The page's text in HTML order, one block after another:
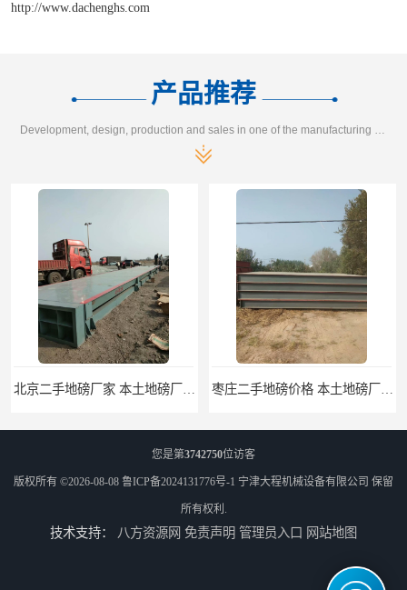
http://www.dachenghs.com
产品推荐
您是第3742750位访客
版权所有 ©2026-08-08 鲁ICP备2024131776号-1 宁津大程机械设备有限公司 保留
所有权利.
技术支持： 八方资源网 免责声明 管理员入口 网站地图